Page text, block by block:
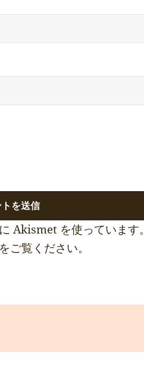
Akismet を使っています。
ご覧ください。